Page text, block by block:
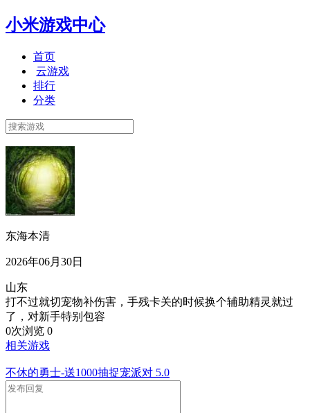
小米游戏中心
首页
云游戏
排行
分类
东海本清
2026年06月30日
山东
打不过就切宠物补伤害，手残卡关的时候换个辅助精灵就过
了，对新手特别包容
0次浏览 0
相关游戏
不休的勇士-送1000抽捉宠派对 5.0